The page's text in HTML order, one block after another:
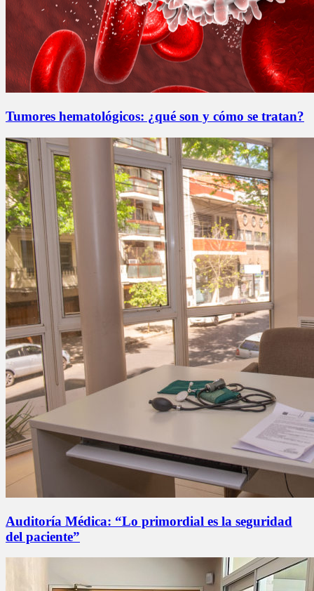
Tumores hematológicos: ¿qué son y cómo se tratan?
Auditoría Médica: “Lo primordial es la seguridad
del paciente”